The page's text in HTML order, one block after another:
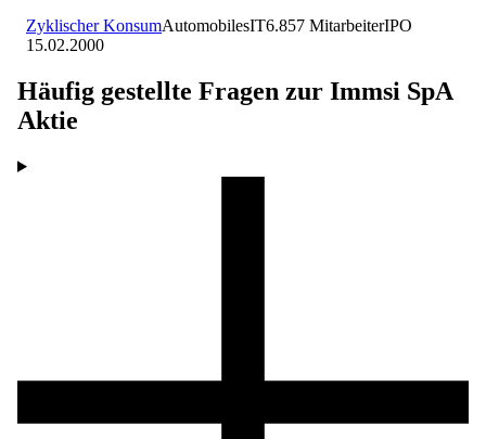
Zyklischer KonsumAutomobilesIT6.857 MitarbeiterIPO
15.02.2000
Häufig gestellte Fragen zur Immsi SpA
Aktie